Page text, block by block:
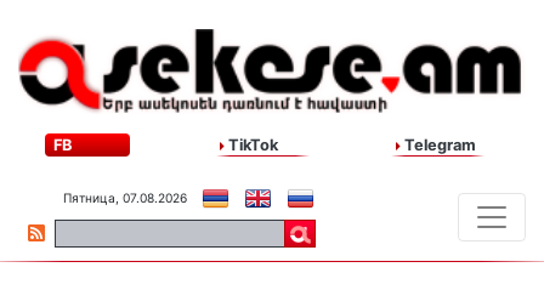
FB TikTok Telegram
Пятница, 07.08.2026